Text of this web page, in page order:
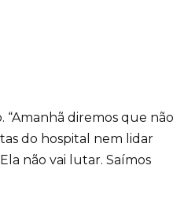
“Amanhã diremos que não
do hospital nem lidar
não vai lutar. Saímos